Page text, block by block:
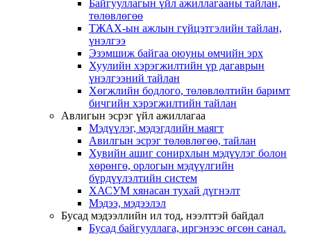
Байгууллагын үйл ажиллагааны тайлан,
төлөвлөгөө
ТЖАХ-ын ажлын гүйцэтгэлийн тайлан,
үнэлгээ
Эзэмшиж байгаа оюуны өмчийн эрх
Хуулийн хэрэгжилтийн үр дагаврын
үнэлгээний тайлан
Хөгжлийн бодлого, төлөвлөлтийн баримт
бичгийн хэрэгжилтийн тайлан
Авлигын эсрэг үйл ажиллагаа
Мэдүүлэг, мэдэгдлийн маягт
Авилгын эсрэг төлөвлөгөө, тайлан
Хувийн ашиг сонирхлын мэдүүлэг болон
хөрөнгө, орлогын мэдүүлгийн
бүрдүүлэлтийн систем
ХАСУМ хянасан тухай дүгнэлт
Мэдээ, мэдээлэл
Бусад мэдээллийн ил тод, нээлттэй байдал
Бусад байгууллага, иргэнээс өгсөн санал.